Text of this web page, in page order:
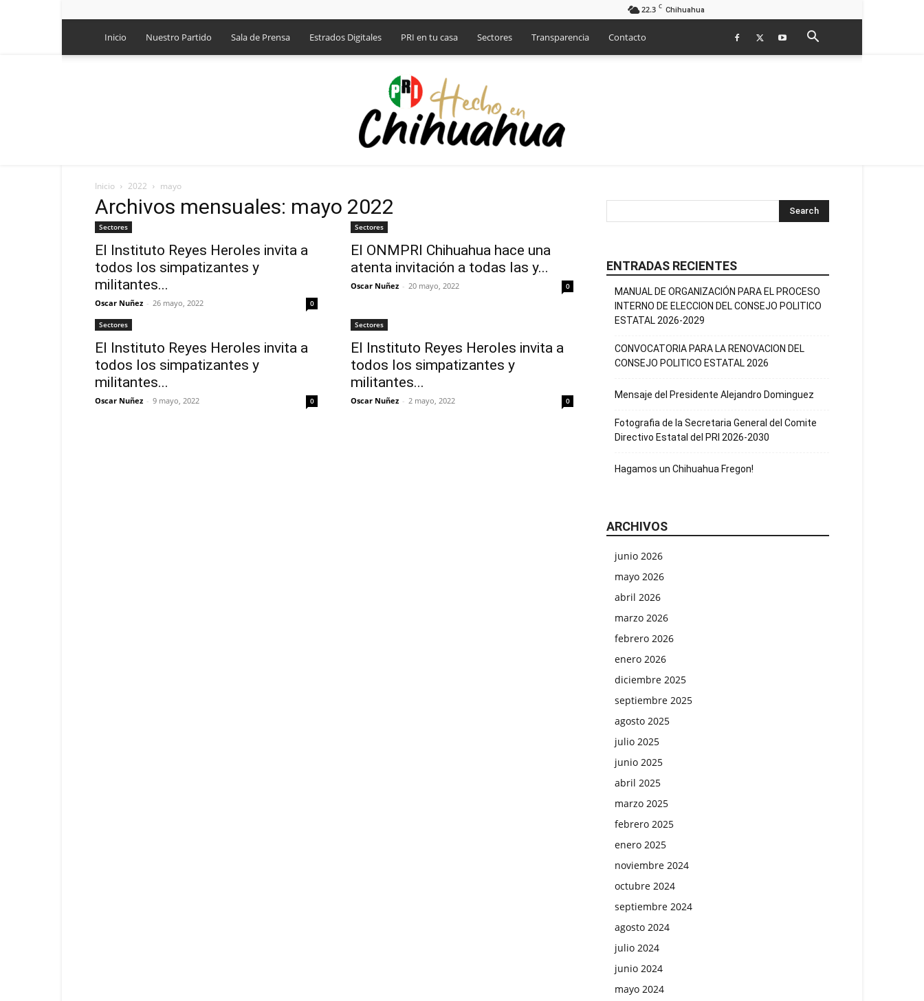
22.3 C Chihuahua
Inicio Nuestro Partido Sala de Prensa Estrados Digitales PRI en tu casa Sectores Transparencia Contacto
Inicio 2022 mayo
Archivos mensuales: mayo 2022
Sectores
El Instituto Reyes Heroles invita a
todos los simpatizantes y
militantes...
Oscar Nuñez - 26 mayo, 2022 0
Sectores
El ONMPRI Chihuahua hace una
atenta invitación a todas las y...
Oscar Nuñez - 20 mayo, 2022 0
Sectores
El Instituto Reyes Heroles invita a
todos los simpatizantes y
militantes...
Oscar Nuñez - 9 mayo, 2022 0
Sectores
El Instituto Reyes Heroles invita a
todos los simpatizantes y
militantes...
Oscar Nuñez - 2 mayo, 2022 0
ENTRADAS RECIENTES
MANUAL DE ORGANIZACIÓN PARA EL PROCESO
INTERNO DE ELECCION DEL CONSEJO POLITICO
ESTATAL 2026-2029
CONVOCATORIA PARA LA RENOVACION DEL
CONSEJO POLITICO ESTATAL 2026
Mensaje del Presidente Alejandro Dominguez
Fotografia de la Secretaria General del Comite
Directivo Estatal del PRI 2026-2030
Hagamos un Chihuahua Fregon!
ARCHIVOS
junio 2026
mayo 2026
abril 2026
marzo 2026
febrero 2026
enero 2026
diciembre 2025
septiembre 2025
agosto 2025
julio 2025
junio 2025
abril 2025
marzo 2025
febrero 2025
enero 2025
noviembre 2024
octubre 2024
septiembre 2024
agosto 2024
julio 2024
junio 2024
mayo 2024